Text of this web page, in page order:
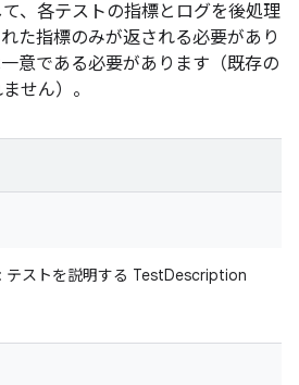
、各テストの指標とログを後処理
た指標のみが返される必要があり
意である必要があります（既存の
せん）。
: テストを説明する TestDescription